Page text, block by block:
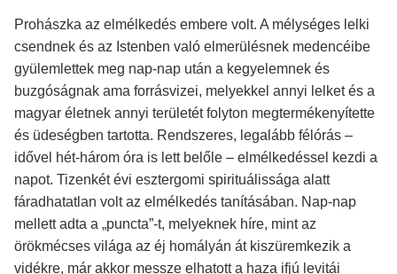
Prohászka az elmélkedés embere volt. A mélységes lelki
csendnek és az Istenben való elmerülésnek medencéibe
gyülemlettek meg nap-nap után a kegyelemnek és
buzgóságnak ama forrásvizei, melyekkel annyi lelket és a
magyar életnek annyi területét folyton megtermékenyítette
és üdeségben tartotta. Rendszeres, legalább félórás –
idővel hét-három óra is lett belőle – elmélkedéssel kezdi a
napot. Tizenkét évi esztergomi spirituálissága alatt
fáradhatatlan volt az elmélkedés tanításában. Nap-nap
mellett adta a „puncta”-t, melyeknek híre, mint az
örökmécses világa az éj homályán át kiszüremkezik a
vidékre, már akkor messze elhatott a haza ifjú levitái